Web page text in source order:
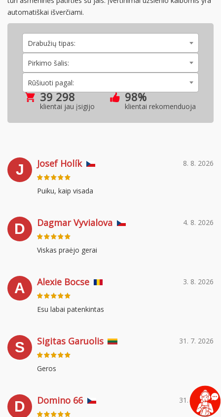
automatiškai išverčiami.
Drabužių tipas:
Pirkimo šalis:
Rūšiuoti pagal:
39 298
klientai jau įsigijo
98%
klientai rekomenduoja
J 8. 8. 2026
Josef Holík
Puiku, kaip visada
D 4. 8. 2026
Dagmar Vyvialova
Viskas praėjo gerai
A 3. 8. 2026
Alexie Bocse
Esu labai patenkintas
S 31. 7. 2026
Sigitas Garuolis
Geros
D 31. 7. 2026
Domino 66